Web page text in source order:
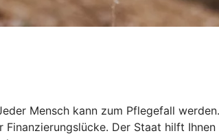
Mensch kann zum Pflegefall
Der Staat hilft